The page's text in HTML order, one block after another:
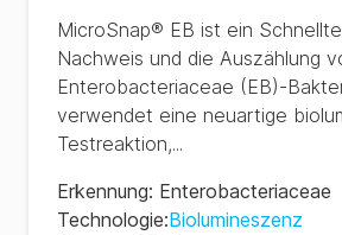
MicroSnap® EB ist ein
Nachweis und die Auszählung
Enterobacteriaceae (EB)-
verwendet eine neuartige
Testreaktion,...
Erkennung: Enterobacteriaceae
Technologie:Biolumineszenz